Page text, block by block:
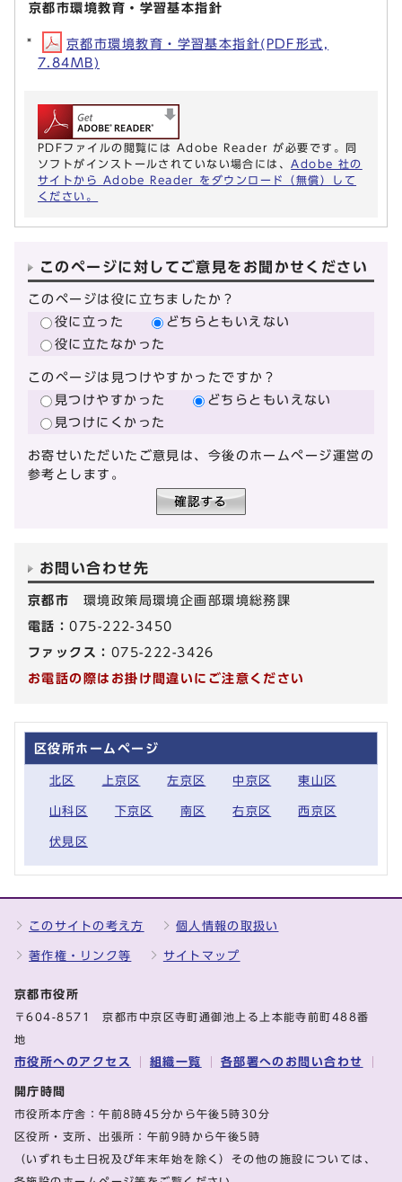
京都市環境教育・学習基本指針
京都市環境教育・学習基本指針(PDF形式,
7.84MB)
PDFファイルの閲覧には Adobe Reader が必要です。同
ソフトがインストールされていない場合には、 Adobe 社の
サイトから Adobe Reader をダウンロード（無償）して
ください。
このページに対してご意見をお聞かせください
このページは役に立ちましたか？
役に立った
どちらともいえない
役に立たなかった
このページは見つけやすかったですか？
見つけやすかった
どちらともいえない
見つけにくかった
お寄せいただいたご意見は、今後のホームページ運営の
参考とします。
お問い合わせ先
京都市 環境政策局環境企画部環境総務課
電話：075-222-3450
ファックス： 075-222-3426
お電話の際はお掛け間違いにご注意ください
区役所ホームページ
北区 上京区 左京区 中京区 東山区
山科区 下京区 南区 右京区 西京区
伏見区
このサイトの考え方 個人情報の取扱い
著作権・リンク等 サイトマップ
京都市役所
〒604-8571 京都市中京区寺町通御池上る上本能寺前町488番
地
市役所へのアクセス 組織一覧 各部署へのお問い合わせ
開庁時間
市役所本庁舎：午前8時45分から午後5時30分
区役所・支所、出張所：午前9時から午後5時
（いずれも土日祝及び年末年始を除く）その他の施設については、